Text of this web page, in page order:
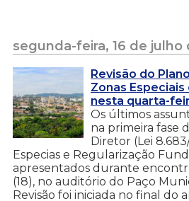
segunda-feira, 16 de julho
Revisão do
Zonas
nesta quarta-
Os últimos
na primeira fase
Diretor (Lei
Especias e Regularização
apresentados durante
(18), no auditório do Paço
Revisão foi iniciada no final do